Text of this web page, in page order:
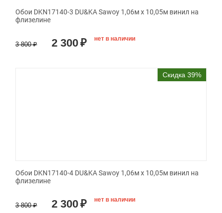
Обои DKN17140-3 DU&KA Sawoy 1,06м х 10,05м винил на
флизелине
3 800 ₽ 2 300₽ нет в наличии
Скидка 39%
Обои DKN17140-4 DU&KA Sawoy 1,06м х 10,05м винил на
флизелине
3 800 ₽ 2 300₽ нет в наличии